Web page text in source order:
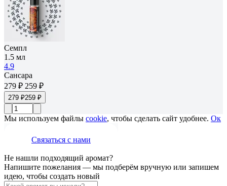
Семпл
1.5 мл
4.9
Сансара
279 ₽ 259 ₽
279 ₽259 ₽
Мы используем файлы cookie, чтобы сделать сайт удобнее. Ок
Связаться с нами
Не нашли подходящий аромат?
Напишите пожелания — мы подберём вручную или запишем
идею, чтобы создать новый